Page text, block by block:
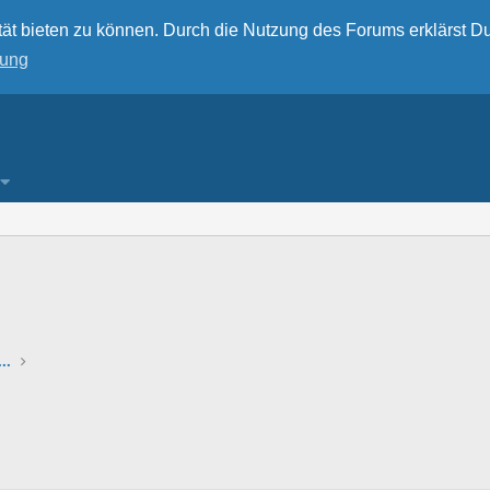
bieten zu können. Durch die Nutzung des Forums erklärst